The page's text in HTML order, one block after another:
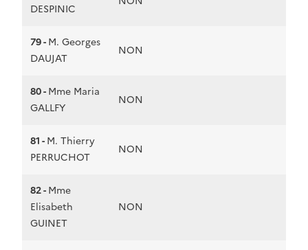
DESPINIC
79 -M. Georges
DAUJAT
NON
80 -Mme Maria
GALLFY
NON
81 -M. Thierry
PERRUCHOT
NON
82 -Mme
Elisabeth
GUINET
NON